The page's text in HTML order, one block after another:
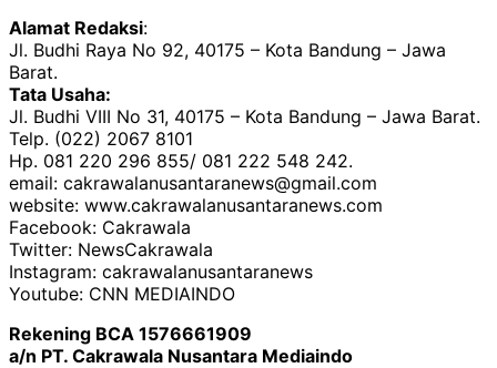
Alamat Redaksi:
Jl. Budhi Raya No 92, 40175 – Kota Bandung – Jawa
Barat.
Tata Usaha:
Jl. Budhi VIII No 31, 40175 – Kota Bandung – Jawa Barat.
Telp. (022) 2067 8101
Hp. 081 220 296 855/ 081 222 548 242.
email: cakrawalanusantaranews@gmail.com
website: www.cakrawalanusantaranews.com
Facebook: Cakrawala
Twitter: NewsCakrawala
Instagram: cakrawalanusantaranews
Youtube: CNN MEDIAINDO
Rekening BCA 1576661909
a/n PT. Cakrawala Nusantara Mediaindo